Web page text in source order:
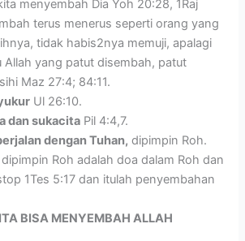
menyembah Dia Yoh 20:28, 1Raj
terus menerus seperti orang yang
tidak habis2nya memuji, apalagi
Allah yang patut disembah, patut
Maz 27:4; 84:11.
Ul 26:10.
dan sukacita Pil 4:4,7.
dengan Tuhan, dipimpin Roh.
Roh adalah doa dalam Roh dan
1Tes 5:17 dan itulah penyembahan
BISA MENYEMBAH ALLAH